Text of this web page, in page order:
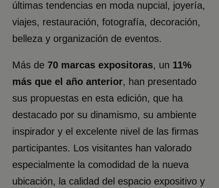
últimas tendencias en moda nupcial, joyería,
viajes, restauración, fotografía, decoración,
belleza y organización de eventos.
Más de 70 marcas expositoras, un 11%
más que el año anterior, han presentado
sus propuestas en esta edición, que ha
destacado por su dinamismo, su ambiente
inspirador y el excelente nivel de las firmas
participantes. Los visitantes han valorado
especialmente la comodidad de la nueva
ubicación, la calidad del espacio expositivo y